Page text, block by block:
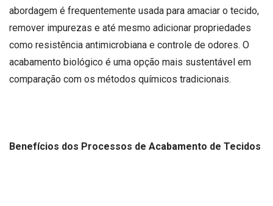
abordagem é frequentemente usada para amaciar o tecido,
remover impurezas e até mesmo adicionar propriedades
como resistência antimicrobiana e controle de odores. O
acabamento biológico é uma opção mais sustentável em
comparação com os métodos químicos tradicionais.
Benefícios dos Processos de Acabamento de Tecidos